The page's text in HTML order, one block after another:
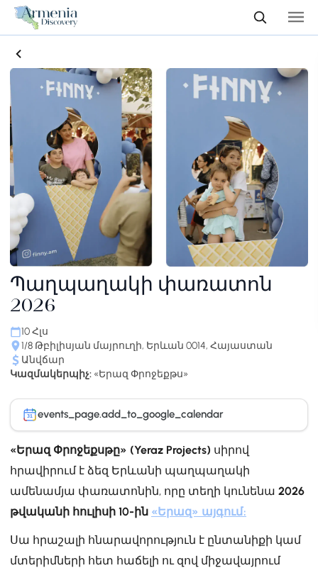
Պաղպաղակի փառատոն
2026
10 Հլս
1/8 Թբիլիսյան մայրուղի, Երևան 0014, Հայաստան
Անվճար
Կազմակերպիչ: «Երազ Փրոջեքթս»
31 events_page.add_to_google_calendar
«Երազ Փրոջեքսթը» (Yeraz Projects) սիրով
հրավիրում է ձեզ Երևանի պաղպաղակի
ամենամյա փառատոնին, որը տեղի կունենա 2026
թվականի հուլիսի 10-ին «Երազ» այգում։
Սա հրաշալի հնարավորություն է ընտանիքի կամ
մտերիմների հետ հաճելի ու զով միջավայրում